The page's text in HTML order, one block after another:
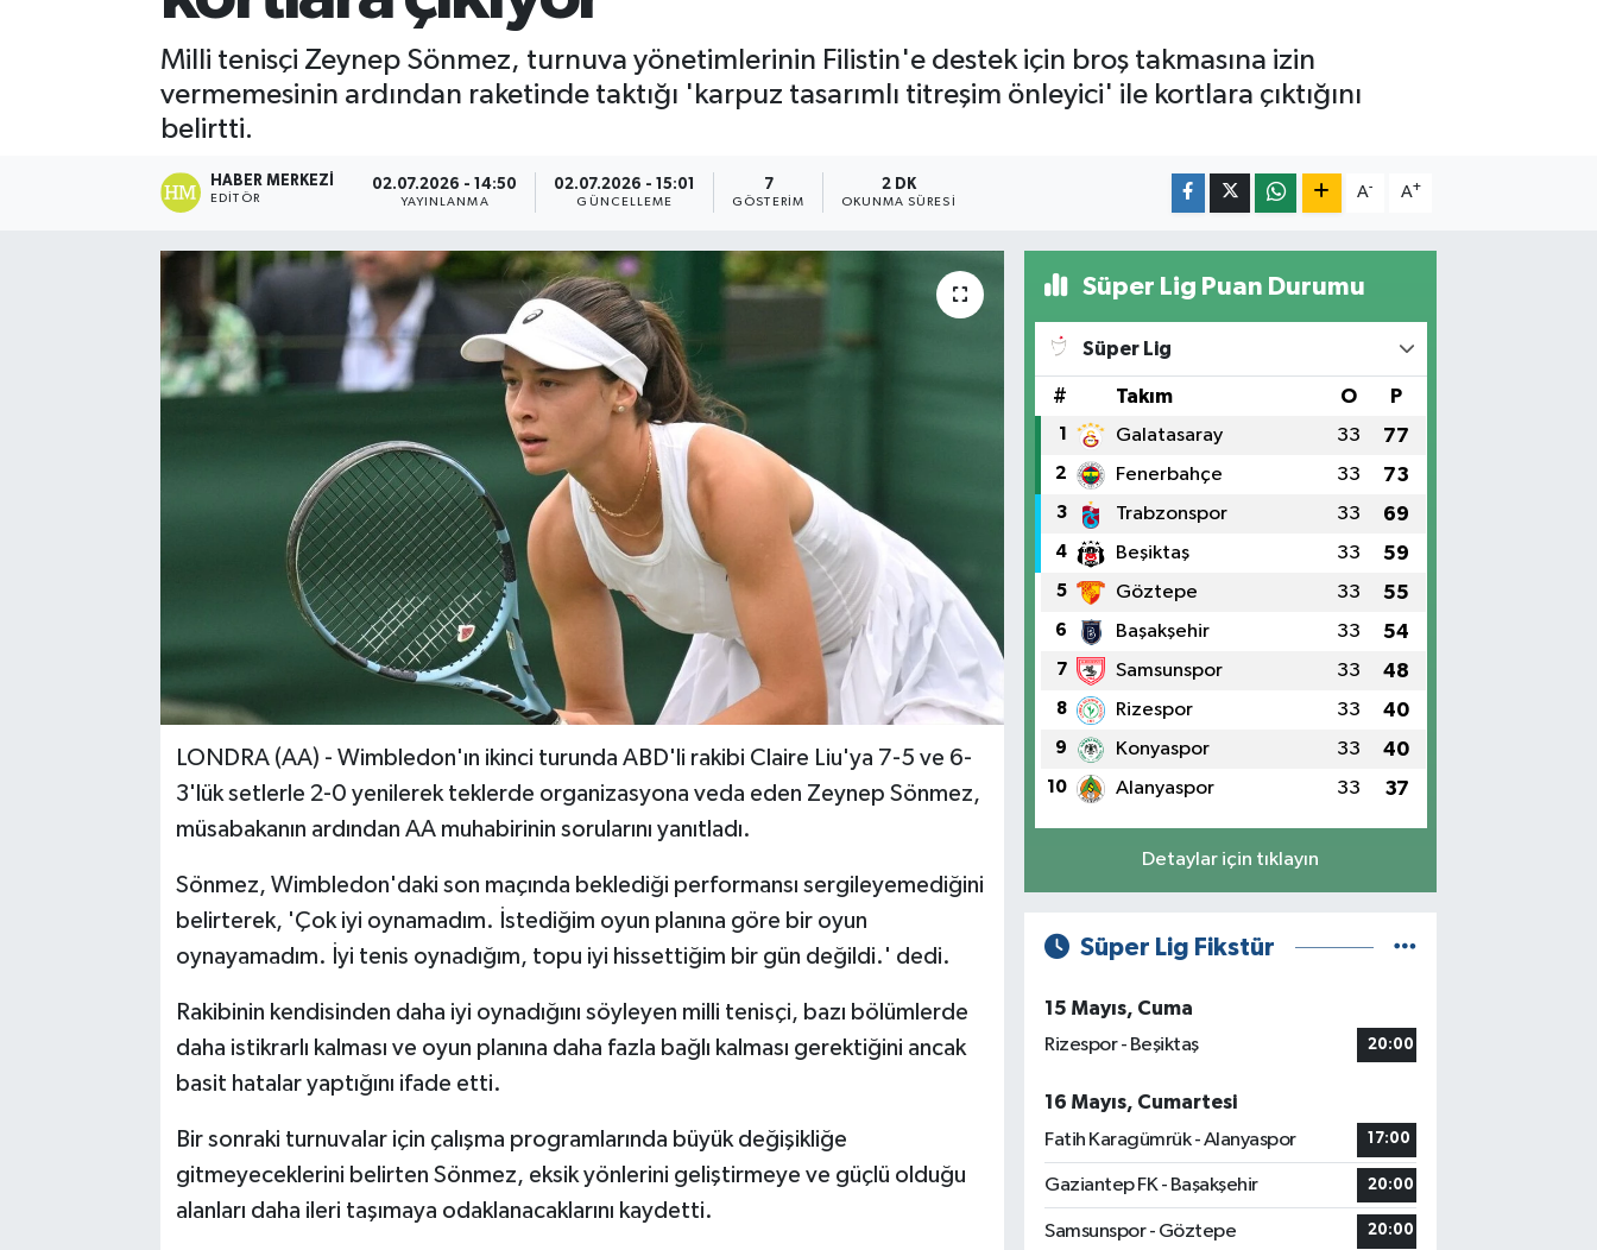
Milli tenisçi Zeynep Sönmez, turnuva yönetimlerinin Filistin'e destek için broş takmasına izin
vermemesinin ardından raketinde taktığı 'karpuz tasarımlı titreşim önleyici' ile kortlara çıktığını
belirtti.
HABER MERKEZI
EDITÖR
02.07.2026 - 14:50
YAYINLANMA
02.07.2026 - 15:01
GÜNCELLEME
7
GÖSTERIM
2 DK
OKUNMA SÜRESI
A- A+
LONDRA (AA) - Wimbledon'ın ikinci turunda ABD'li rakibi Claire Liu'ya 7-5 ve 6-
3'lük setlerle 2-0 yenilerek teklerde organizasyona veda eden Zeynep Sönmez,
müsabakanın ardından AA muhabirinin sorularını yanıtladı.
Sönmez, Wimbledon'daki son maçında beklediği performansı sergileyemediğini
belirterek, 'Çok iyi oynamadım. İstediğim oyun planına göre bir oyun
oynayamadım. İyi tenis oynadığım, topu iyi hissettiğim bir gün değildi.' dedi.
Rakibinin kendisinden daha iyi oynadığını söyleyen milli tenisçi, bazı bölümlerde
daha istikrarlı kalması ve oyun planına daha fazla bağlı kalması gerektiğini ancak
basit hatalar yaptığını ifade etti.
Bir sonraki turnuvalar için çalışma programlarında büyük değişikliğe
gitmeyeceklerini belirten Sönmez, eksik yönlerini geliştirmeye ve güçlü olduğu
alanları daha ileri taşımaya odaklanacaklarını kaydetti.
Süper Lig Puan Durumu
Süper Lig
# Takım O P
1 Galatasaray 33 77
2 Fenerbahçe 33 73
3 Trabzonspor 33 69
4 Beşiktaş 33 59
5 Göztepe 33 55
6 Başakşehir 33 54
7 Samsunspor 33 48
8 Rizespor 33 40
9 Konyaspor 33 40
10 Alanyaspor 33 37
Detaylar için tıklayın
Süper Lig Fikstür
15 Mayıs, Cuma
Rizespor - Beşiktaş
20:00
16 Mayıs, Cumartesi
Fatih Karagümrük - Alanyaspor
17:00
Gaziantep FK - Başakşehir 20:00
Samsunspor - Göztepe 20:00